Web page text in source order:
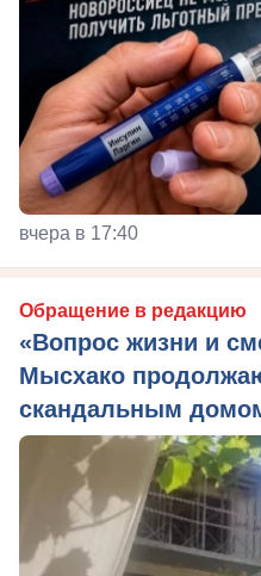
вчера в 17:40
Обращение в редакцию
«Вопрос жизни и
Мысхако
скандальным